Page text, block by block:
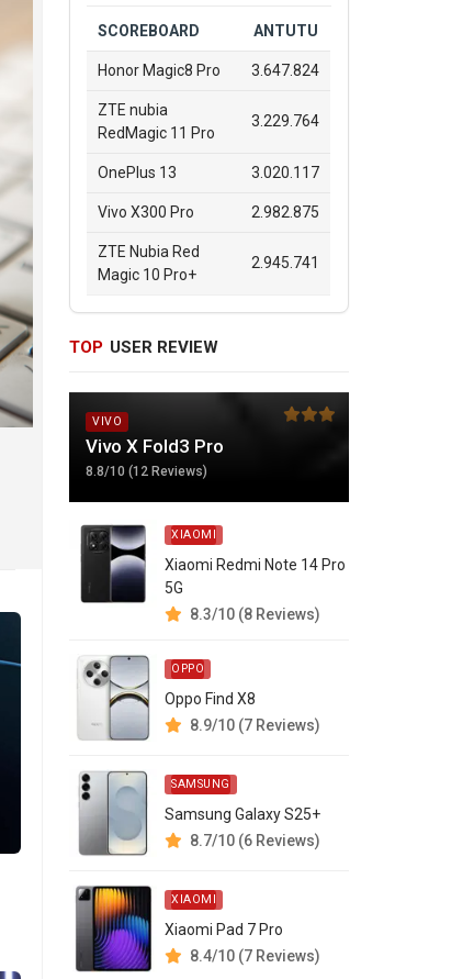
SCOREBOARD ANTUTU
Honor Magic8 Pro 3.647.824
ZTE nubia
RedMagic 11 Pro
3.229.764
OnePlus 13 3.020.117
Vivo X300 Pro 2.982.875
ZTE Nubia Red
Magic 10 Pro+
2.945.741
TOP USER REVIEW
VIVO
Vivo X Fold3 Pro
8.8/10 (12 Reviews)
XIAOMI
Xiaomi Redmi Note 14 Pro
5G
8.3/10 (8 Reviews)
OPPO
Oppo Find X8
8.9/10 (7 Reviews)
SAMSUNG
Samsung Galaxy S25+
8.7/10 (6 Reviews)
XIAOMI
Xiaomi Pad 7 Pro
8.4/10 (7 Reviews)